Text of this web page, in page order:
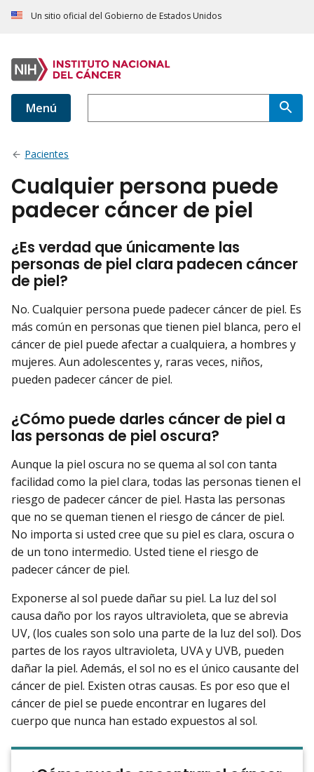
Un sitio oficial del Gobierno de Estados Unidos
Menú
Pacientes
Cualquier persona puede
padecer cáncer de piel
¿Es verdad que únicamente las
personas de piel clara padecen cáncer
de piel?
No. Cualquier persona puede padecer cáncer de piel. Es
más común en personas que tienen piel blanca, pero el
cáncer de piel puede afectar a cualquiera, a hombres y
mujeres. Aun adolescentes y, raras veces, niños,
pueden padecer cáncer de piel.
¿Cómo puede darles cáncer de piel a
las personas de piel oscura?
Aunque la piel oscura no se quema al sol con tanta
facilidad como la piel clara, todas las personas tienen el
riesgo de padecer cáncer de piel. Hasta las personas
que no se queman tienen el riesgo de cáncer de piel.
No importa si usted cree que su piel es clara, oscura o
de un tono intermedio. Usted tiene el riesgo de
padecer cáncer de piel.
Exponerse al sol puede dañar su piel. La luz del sol
causa daño por los rayos ultravioleta, que se abrevia
UV, (los cuales son solo una parte de la luz del sol). Dos
partes de los rayos ultravioleta, UVA y UVB, pueden
dañar la piel. Además, el sol no es el único causante del
cáncer de piel. Existen otras causas. Es por eso que el
cáncer de piel se puede encontrar en lugares del
cuerpo que nunca han estado expuestos al sol.